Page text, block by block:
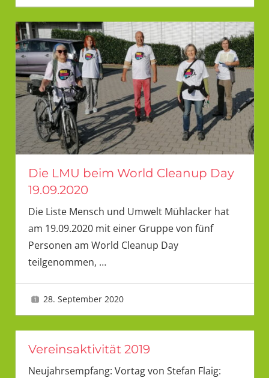
Die LMU beim World Cleanup Day
19.09.2020
Die Liste Mensch und Umwelt Mühlacker hat
am 19.09.2020 mit einer Gruppe von fünf
Personen am World Cleanup Day
teilgenommen, …
28. September 2020
Vereinsaktivität 2019
Neujahrsempfang: Vortag von Stefan Flaig: